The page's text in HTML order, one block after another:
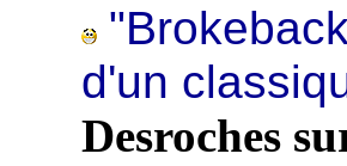
d'un
Desroches